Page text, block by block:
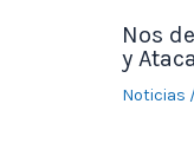
Nos
y
Noticias